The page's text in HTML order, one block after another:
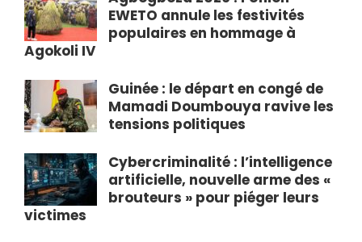
EWETO annule les festivités
populaires en hommage à
Agokoli IV
Guinée : le départ en congé de
Mamadi Doumbouya ravive les
tensions politiques
Cybercriminalité : l’intelligence
artificielle, nouvelle arme des «
brouteurs » pour piéger leurs
victimes